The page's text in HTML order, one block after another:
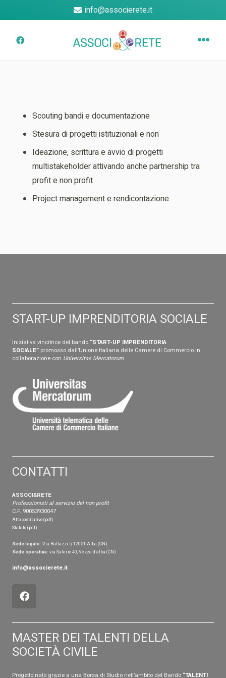
info@associerete.it
Scouting bandi e documentazione
Stesura di progetti istituzionali e non
Ideazione, scrittura e avvio di progetti
multistakeholder attivando anche partnership tra
profit e non profit
Project management e rendicontazione
CONTATTI
ASSOCI&RETE
Professionisti al servizio del non profit
C.F. 90053930047
Atto costitutivo (pdf)
Statuto (pdf)
Sede legale: Via Rattazzi 5, 12051 Alba (CN)
Sede operativa: via Salerio 40, Vezza d’alba (CN)
info@associerete.it
MASTER DEI TALENTI DELLA
SOCIETÀ CIVILE
Progetto nato grazie a una Borsa di Studio nell’ambito del Bando “TALENTI
START-UP IMPRENDITORIA SOCIALE
Iniziativa vincitrice del bando “START-UP IMPRENDITORIA
SOCIALE” promosso dall’Unione Italiana delle Camere di Commercio in
collaborazione con Universitas Mercatorum